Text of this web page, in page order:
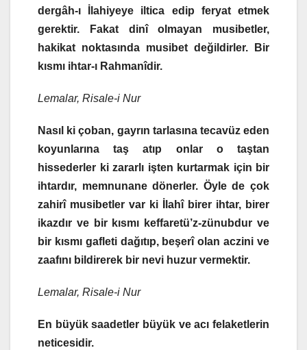
dergâh-ı İlahiyeye iltica edip feryat etmek
gerektir. Fakat dinî olmayan musibetler,
hakikat noktasında musibet değildirler. Bir
kısmı ihtar-ı Rahmanîdir.
Lemalar, Risale-i Nur
Nasıl ki çoban, gayrın tarlasına tecavüz eden
koyunlarına taş atıp onlar o taştan
hissederler ki zararlı işten kurtarmak için bir
ihtardır, memnunane dönerler. Öyle de çok
zahirî musibetler var ki İlahî birer ihtar, birer
ikazdır ve bir kısmı keffaretü’z-zünubdur ve
bir kısmı gafleti dağıtıp, beşerî olan aczini ve
zaafını bildirerek bir nevi huzur vermektir.
Lemalar, Risale-i Nur
En büyük saadetler büyük ve acı felaketlerin
neticesidir.